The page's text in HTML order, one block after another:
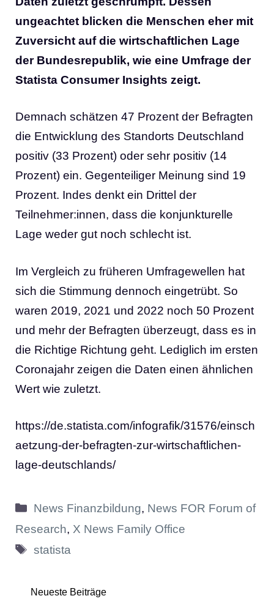
ungeachtet blicken die Menschen eher mit
Zuversicht auf die wirtschaftlichen Lage
der Bundesrepublik, wie eine Umfrage der
Statista Consumer Insights zeigt.
Demnach schätzen 47 Prozent der Befragten
die Entwicklung des Standorts Deutschland
positiv (33 Prozent) oder sehr positiv (14
Prozent) ein. Gegenteiliger Meinung sind 19
Prozent. Indes denkt ein Drittel der
Teilnehmer:innen, dass die konjunkturelle
Lage weder gut noch schlecht ist.
Im Vergleich zu früheren Umfragewellen hat
sich die Stimmung dennoch eingetrübt. So
waren 2019, 2021 und 2022 noch 50 Prozent
und mehr der Befragten überzeugt, dass es in
die Richtige Richtung geht. Lediglich im ersten
Coronajahr zeigen die Daten einen ähnlichen
Wert wie zuletzt.
https://de.statista.com/infografik/31576/einsch
aetzung-der-befragten-zur-wirtschaftlichen-
lage-deutschlands/
Kategorien
News Finanzbildung, News FOR Forum of
Research, X News Family Office
Schlagwörter
statista
Neueste Beiträge